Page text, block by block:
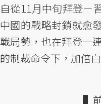
自從11月中旬拜登－
中國的戰略封鎖就愈
戰局勢，也在拜登一
的制裁命令下，加倍
▌